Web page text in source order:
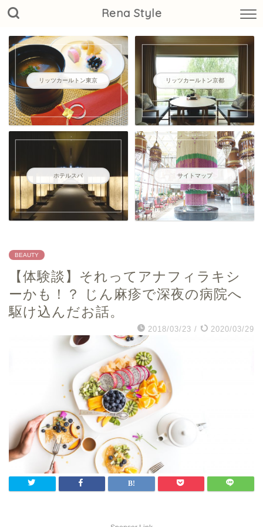
Rena Style
リッツカールトン東京 リッツカールトン京都
ホテルスパ サイトマップ
BEAUTY
【体験談】それってアナフィラキシ
ーかも！？ じん麻疹で深夜の病院へ
駆け込んだお話。
2018/03/23 / 2020/03/29